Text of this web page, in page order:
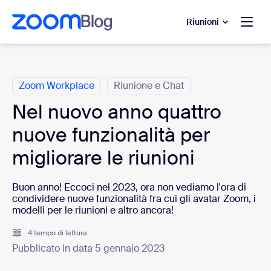
principale
di assistenza
Riunioni
Zoom Workplace Riunione e Chat
Nel nuovo anno quattro
nuove funzionalità per
migliorare le riunioni
Buon anno! Eccoci nel 2023, ora non vediamo l'ora di
condividere nuove funzionalità fra cui gli avatar Zoom, i
modelli per le riunioni e altro ancora!
4 tempo di lettura
Pubblicato in data 5 gennaio 2023